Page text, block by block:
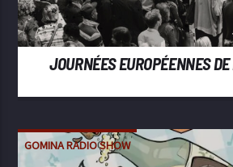
JOURNÉES EUROPÉENNES
GOMINA RADIO SHOW